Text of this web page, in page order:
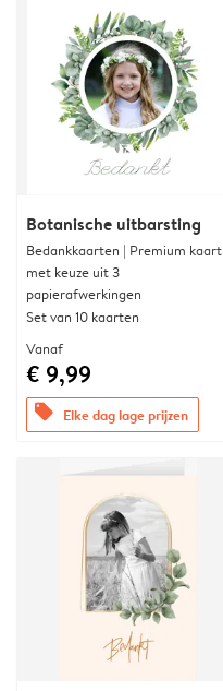
Botanische uitbarsting
Bedankkaarten | Premium kaart
met keuze uit 3
papierafwerkingen
Set van 10 kaarten
Vanaf
€ 9,99
offers Elke dag lage prijzen